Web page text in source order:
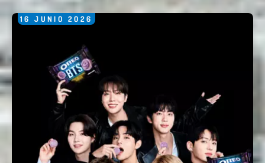
16 JUNIO 2026